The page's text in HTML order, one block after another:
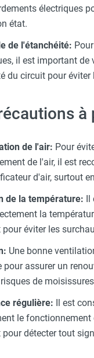
électriques
état.
de l'étanchéité:
il est important de
du circuit pour éviter
à
de l'air: Pour
de l'air, il est
d'air, surtout
de la température: Il
la
pour éviter les
Une bonne
pour assurer un
de
régulière: Il est
le fonctionnement
pour détecter tout